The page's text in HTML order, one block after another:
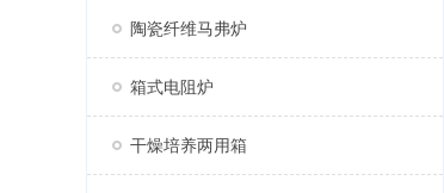
陶瓷纤维马弗炉
箱式电阻炉
干燥培养两用箱